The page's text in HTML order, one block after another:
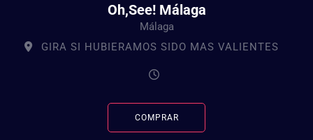
Oh,See! Málaga
Málaga
GIRA SI HUBIERAMOS SIDO MAS VALIENTES
COMPRAR